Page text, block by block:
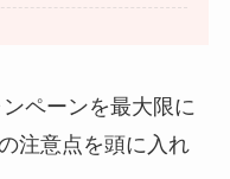
ペーンを最大限に
注意点を頭に入れ